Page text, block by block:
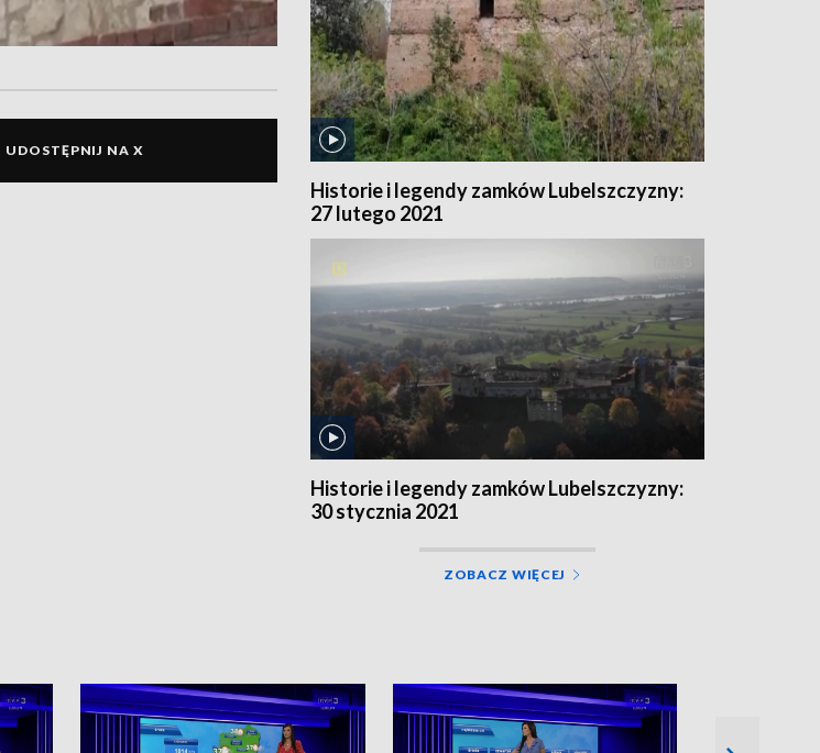
UDOSTĘPNIJ NA X
Historie i legendy zamków Lubelszczyzny:
27 lutego 2021
Historie i legendy zamków Lubelszczyzny:
30 stycznia 2021
ZOBACZ WIĘCEJ